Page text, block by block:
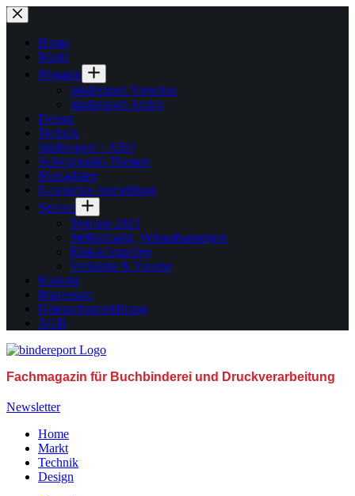
Zum
Inhalt
springenHome
Markt
Magazin
bindereport Vorschau
bindereport Archiv
Design
Technik
bindereport – ABO
Schwerpunkt-Themen
Mediadaten
Newsletter-Anmeldung
Service
Termine 2025
Stellenmarkt, Verkaufsanzeigen
Einkaufsquellen
Verbände & Vereine
Kontakt
Impressum
Datenschutzerklärung
AGB
Fachmagazin für Buchbinderei und Druckverarbeitung
Newsletter
Home
Markt
Technik
Design